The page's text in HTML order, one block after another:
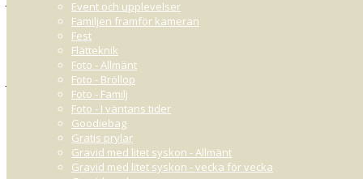
Event och upplevelser
Familjen framför kameran
Fest
Flätteknik
Foto - Allmänt
Foto - Bröllop
Foto - Familj
Foto - I väntans tider
Goodiebag
Gratis prylar
Gravid med litet syskon - Allmänt
Gravid med litet syskon - vecka för vecka
gärna ha långt hår men det är liksom lönlöst nu när mitt hår inte vill
som skyddar håret och just därför bör jag vinna dessa produkter :)
NOVEMBER 26, 2010 01:13
Jag behöver de här produkterna för att:
1. Jag älskar hår/hudvård/smink-produkter men har nästan aldrig råd
2. Jag tränar väldigt mycket vilket också innebär mycket tvätt och föning
HOPPAS HOPPAS du vill ge mig chansen till lite hår-lyx för en gångs skull :)